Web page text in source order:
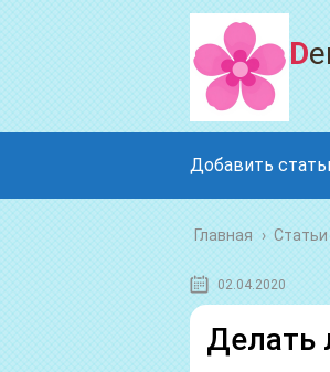
Добавить
Главная › Статьи
02.04.2020
Делать